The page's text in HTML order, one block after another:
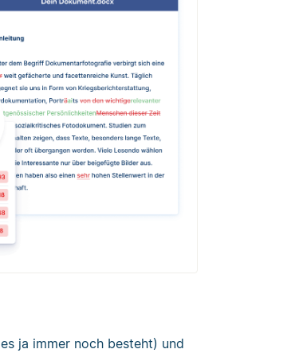
ja immer noch besteht) und